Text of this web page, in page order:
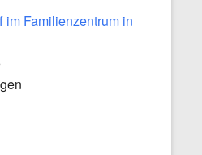
im Familienzentrum in